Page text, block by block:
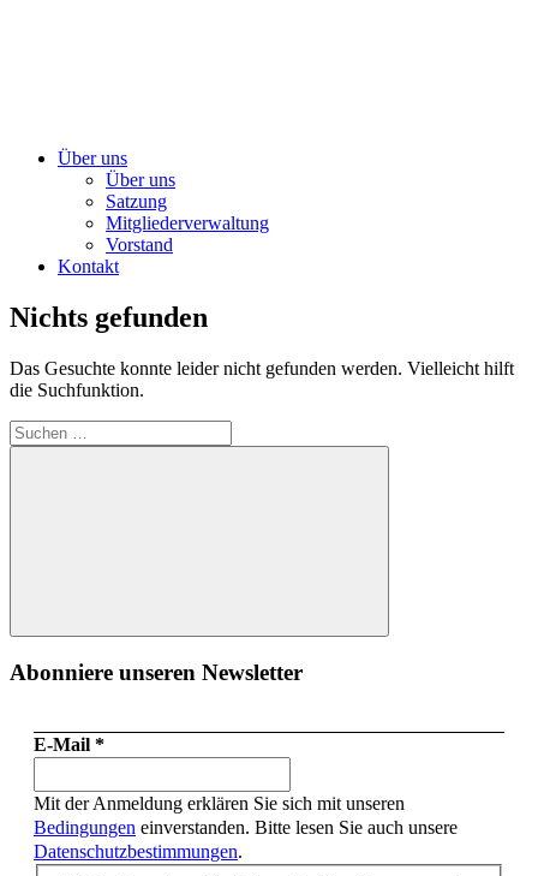
Über uns
Über uns
Satzung
Mitgliederverwaltung
Vorstand
Kontakt
Nichts gefunden
Das Gesuchte konnte leider nicht gefunden werden. Vielleicht hilft
die Suchfunktion.
Suchen
nach:
Suchen
Abonniere unseren Newsletter
E-Mail *
Mit der Anmeldung erklären Sie sich mit unseren
Bedingungen einverstanden. Bitte lesen Sie auch unsere
Datenschutzbestimmungen.